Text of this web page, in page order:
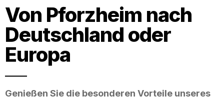
Von Pforzheim nach
Deutschland oder
Europa
Genießen Sie die besonderen Vorteile unseres